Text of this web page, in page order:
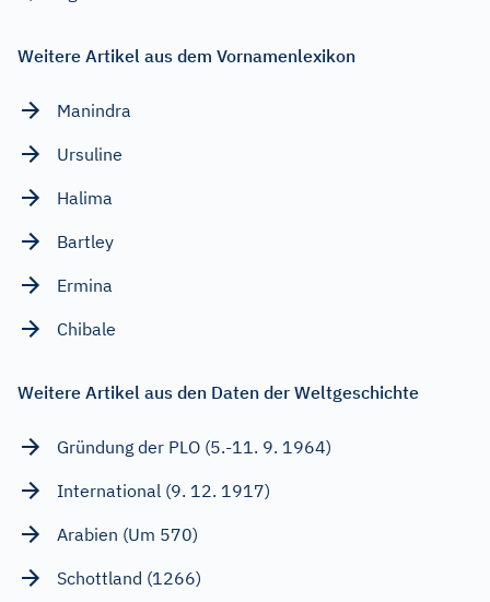
Weitere Artikel aus dem Vornamenlexikon
Manindra
Ursuline
Halima
Bartley
Ermina
Chibale
Weitere Artikel aus den Daten der Weltgeschichte
Gründung der PLO (5.-11. 9. 1964)
International (9. 12. 1917)
Arabien (Um 570)
Schottland (1266)